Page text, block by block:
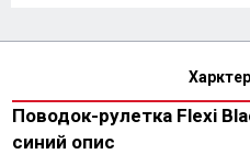
Поводок-рулетка Flexi
синий опис